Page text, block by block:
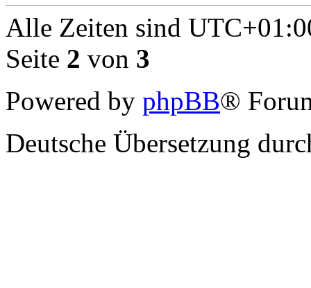
Alle Zeiten sind
Seite 2 von 3
Powered by phpBB®
Deutsche Übersetzung